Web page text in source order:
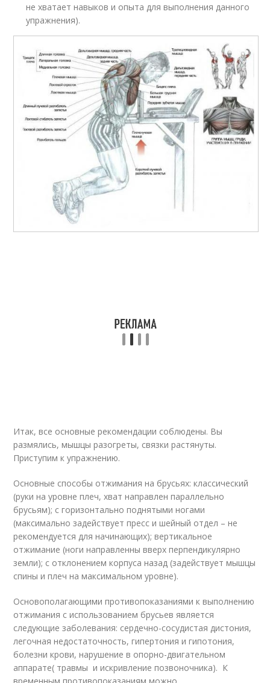
не хватает навыков и опыта для выполнения данного
упражнения).
Итак, все основные рекомендации соблюдены. Вы
размялись, мышцы разогреты, связки растянуты.
Приступим к упражнению.
Основные способы отжимания на брусьях: классический
(руки на уровне плеч, хват направлен параллельно
брусьям); с горизонтально поднятыми ногами
(максимально задействует пресс и шейный отдел – не
рекомендуется для начинающих); вертикальное
отжимание (ноги направленны вверх перпендикулярно
земли); с отклонением корпуса назад (задействует мышцы
спины и плеч на максимальном уровне).
Основополагающими противопоказаниями к выполнению
отжимания с использованием брусьев является
следующие заболевания: сердечно-сосудистая дистония,
легочная недостаточность, гипертония и гипотония,
болезни крови, нарушение в опорно-двигательном
аппарате( травмы и искривление позвоночника). К